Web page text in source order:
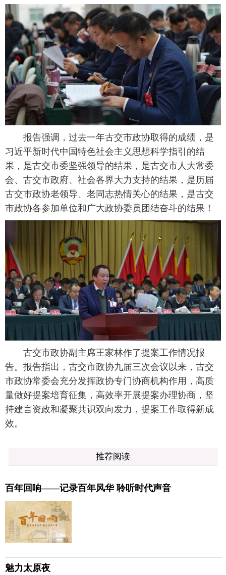
报告强调，过去一年古交市政协取得的成绩，是
习近平新时代中国特色社会主义思想科学指引的结
果，是古交市委坚强领导的结果，是古交市人大常委
会、古交市政府、社会各界大力支持的结果，是历届
古交市政协老领导、老同志热情关心的结果，是古交
市政协各参加单位和广大政协委员团结奋斗的结果！
古交市政协副主席王家林作了提案工作情况报
告。报告指出，古交市政协九届三次会议以来，古交
市政协常委会充分发挥政协专门协商机构作用，高质
量做好提案培育征集，高效率开展提案办理协商，坚
持建言资政和凝聚共识双向发力，提案工作取得新成
效。
推荐阅读
百年回响——记录百年风华 聆听时代声音
魅力太原夜